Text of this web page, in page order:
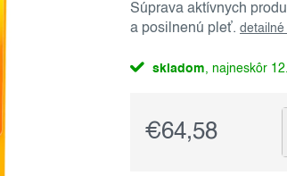
Súprava aktívnych
a posilnenú pleť.
skladom
€64,58